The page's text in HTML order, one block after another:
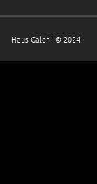
Haus Galerii © 2024